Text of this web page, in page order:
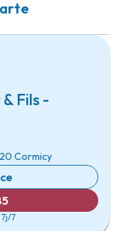
Fils -
Cormicy
7